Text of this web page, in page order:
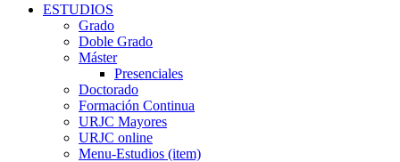
ESTUDIOS
Grado
Doble Grado
Máster
Presenciales
Doctorado
Formación Continua
URJC Mayores
URJC online
Menu-Estudios (item)